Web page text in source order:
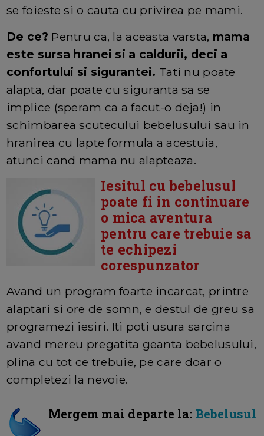
se foieste si o cauta cu privirea pe mami.
De ce? Pentru ca, la aceasta varsta, mama
este sursa hranei si a caldurii, deci a
confortului si sigurantei. Tati nu poate
alapta, dar poate cu siguranta sa se
implice (speram ca a facut-o deja!) in
schimbarea scutecului bebelusului sau in
hranirea cu lapte formula a acestuia,
atunci cand mama nu alapteaza.
Iesitul cu bebelusul
poate fi in continuare
o mica aventura
pentru care trebuie sa
te echipezi
corespunzator
Avand un program foarte incarcat, printre
alaptari si ore de somn, e destul de greu sa
programezi iesiri. Iti poti usura sarcina
avand mereu pregatita geanta bebelusului,
plina cu tot ce trebuie, pe care doar o
completezi la nevoie.
Mergem mai departe la:Bebelusul